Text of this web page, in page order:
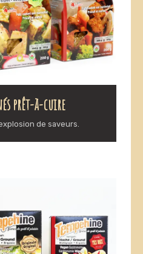
prêt-à-cuire
de saveurs.